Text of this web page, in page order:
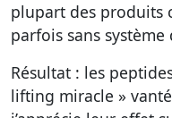
plupart des produits
parfois sans
Résultat : les
lifting miracle »